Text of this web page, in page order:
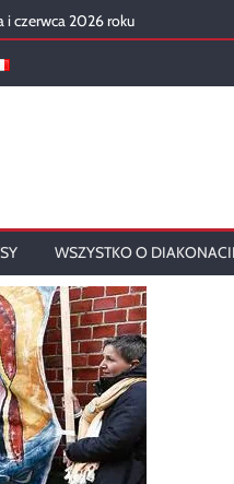
i czerwca 2026 roku
podsumowanie
diakonatu w 2025 roku
WSZYSTKO O